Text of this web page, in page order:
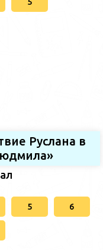
Руслана в
5 6